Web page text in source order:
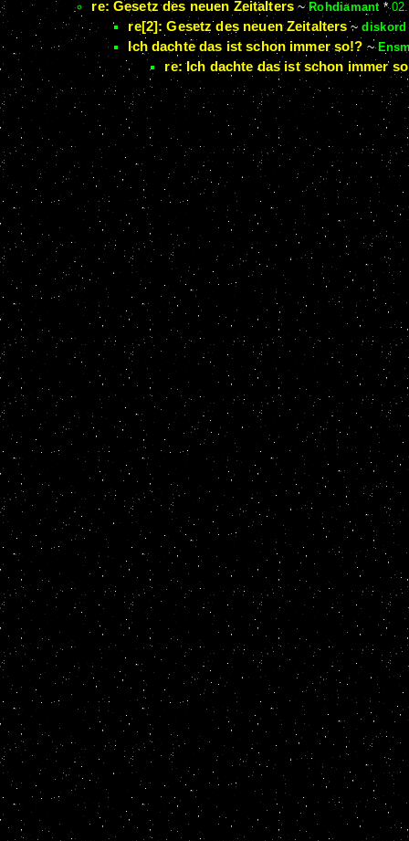
re: Gesetz des neuen Zeitalters ~ Rohdiamant*
re[2]: Gesetz des neuen Zeitalters ~diskord
Ich dachte das ist schon immer so!? ~
re: Ich dachte das ist schon immer